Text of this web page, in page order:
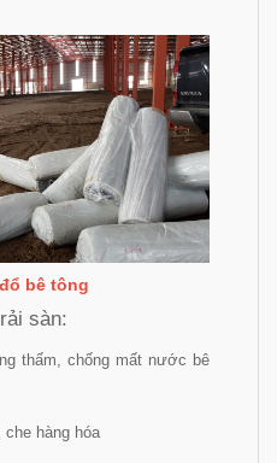
bê tông
sàn:
thấm, chống mất nước bê
hàng hóa